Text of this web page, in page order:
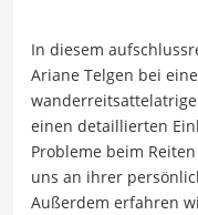
In diesem
Ariane Telgen bei
einen detaillierten
Probleme beim
uns an ihrer
Außerdem erfahren